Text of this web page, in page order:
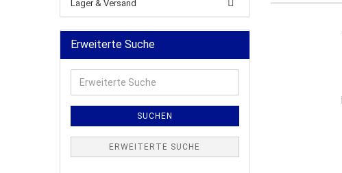
Lager & Versand
Erweiterte Suche
Suche
SUCHEN
ERWEITERTE SUCHE